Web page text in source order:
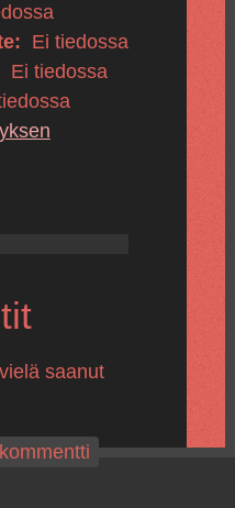
Ei tiedossa
Ei tiedossa
saanut